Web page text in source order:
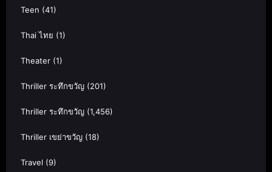
Teen (41)
Thai ไทย (1)
Theater (1)
Thriller ระทึกขวัญ (201)
Thriller ระทึกขวัญ (1,456)
Thriller เขย่าขวัญ (18)
Travel (9)